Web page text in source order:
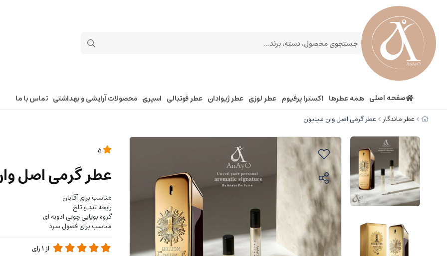
صفحه اصلی همه عطرها اکسترا پرفیوم عطر لوزی عطر ژیوادان عطر فوتبالی اسپری محصولات آرایشی و بهداشتی تماس با ما
عطر ماندگار عطر گرمی اصل وان میلیون
عطر گرمی اصل
مناسب برای آقایان
رایحه تند و تلخ
گروه بویایی چوبی ادویه ای
مناسب برای فصول سرد
از1رای